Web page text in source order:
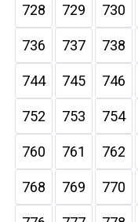
728 729 730
736 737 738
744 745 746
752 753 754
760 761 762
768 769 770